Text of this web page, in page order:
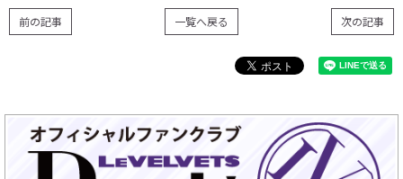
次の記事
一覧へ戻る
前の記事